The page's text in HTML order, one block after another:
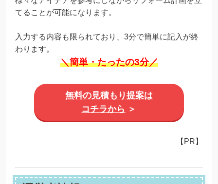
てることが可能になります。
入力する内容も限られており、3分で簡単に記入が終
わります。
＼簡単・たったの3分／
無料の見積もり提案は
コチラから ＞
【PR】